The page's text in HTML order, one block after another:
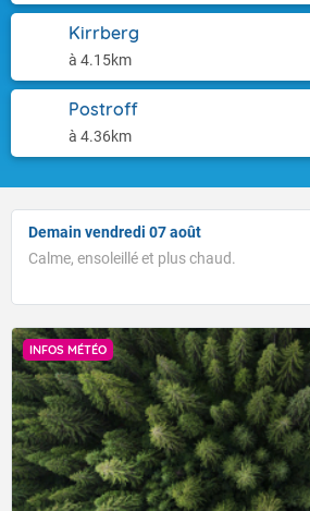
Kirrberg
à 4.15km
Postroff
à 4.36km
Demain vendredi 07 août
Calme, ensoleillé et plus chaud.
INFOS MÉTÉO